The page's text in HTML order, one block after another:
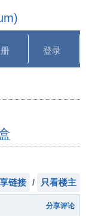
登录
链接 / 只看楼主
分享评论